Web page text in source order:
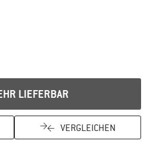
LIEFERBAR
VERGLEICHEN